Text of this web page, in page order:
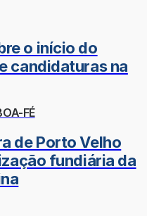
o início do
candidaturas na
FÉ
de Porto Velho
fundiária da